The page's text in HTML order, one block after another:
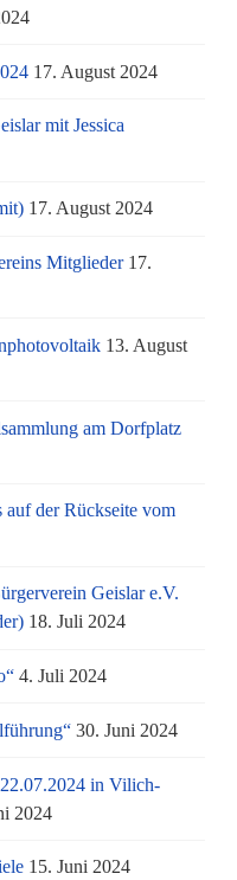
17. August 2024
mit Jessica
17. August 2024
Mitglieder 17.
13. August
am Dorfplatz
auf der Rückseite vom
Geislar e.V.
18. Juli 2024
4. Juli 2024
30. Juni 2024
in Vilich-
2024
15. Juni 2024